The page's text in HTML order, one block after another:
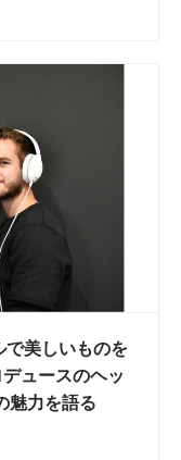
で美しいものを
ュースのヘッ
魅力を語る